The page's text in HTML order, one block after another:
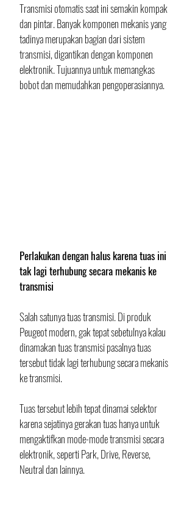
Transmisi otomatis saat ini semakin kompak
dan pintar. Banyak komponen mekanis yang
tadinya merupakan bagian dari sistem
transmisi, digantikan dengan komponen
elektronik. Tujuannya untuk memangkas
bobot dan memudahkan pengoperasiannya.
Perlakukan dengan halus karena tuas ini
tak lagi terhubung secara mekanis ke
transmisi
Salah satunya tuas transmisi. Di produk
Peugeot modern, gak tepat sebetulnya kalau
dinamakan tuas transmisi pasalnya tuas
tersebut tidak lagi terhubung secara mekanis
ke transmisi.
Tuas tersebut lebih tepat dinamai selektor
karena sejatinya gerakan tuas hanya untuk
mengaktifkan mode-mode transmisi secara
elektronik, seperti Park, Drive, Reverse,
Neutral dan lainnya.